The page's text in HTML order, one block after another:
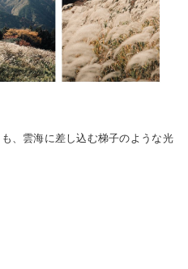
、雲海に差し込む梯子のような光